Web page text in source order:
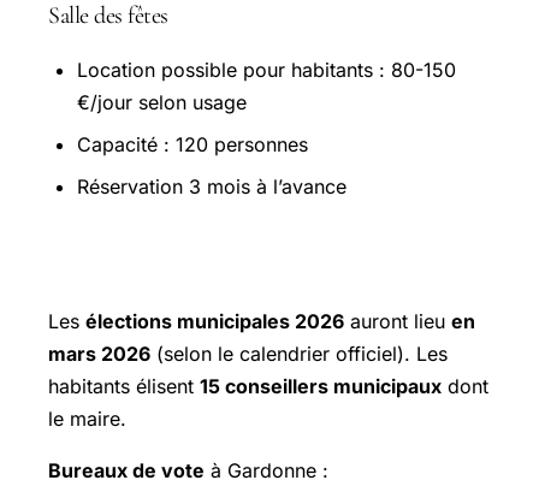
Salle des fêtes
Location possible pour habitants : 80-150
€/jour selon usage
Capacité : 120 personnes
Réservation 3 mois à l’avance
Les élections municipales 2026 auront lieu en
mars 2026 (selon le calendrier officiel). Les
habitants élisent 15 conseillers municipaux dont
le maire.
Bureaux de vote à Gardonne :